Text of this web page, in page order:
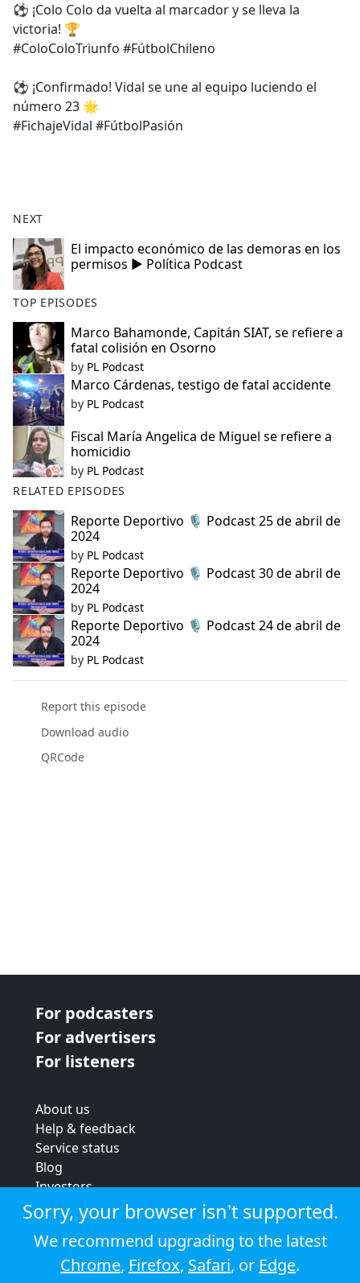
⚽ ¡Colo Colo da vuelta al marcador y se lleva la
victoria! 🏆
#ColoColoTriunfo #FútbolChileno
⚽ ¡Confirmado! Vidal se une al equipo luciendo el
número 23 🌟
#FichajeVidal #FútbolPasión
NEXT
El impacto económico de las demoras en los
permisos ▶️ Política Podcast
TOP EPISODES
Marco Bahamonde, Capitán SIAT, se refiere a
fatal colisión en Osorno
by PL Podcast
Marco Cárdenas, testigo de fatal accidente
by PL Podcast
Fiscal María Angelica de Miguel se refiere a
homicidio
by PL Podcast
RELATED EPISODES
Reporte Deportivo 🎙️ Podcast 25 de abril de
2024
by PL Podcast
Reporte Deportivo 🎙️ Podcast 30 de abril de
2024
by PL Podcast
Reporte Deportivo 🎙️ Podcast 24 de abril de
2024
by PL Podcast
Report this episode
Download audio
QRCode
For podcasters
For advertisers
For listeners
About us
Help & feedback
Service status
Blog
Investors
Strategic review
Terms & conditions
Privacy policy
Cookie policy
Sorry, your browser isn't supported.
We recommend upgrading to the latest
Chrome, Firefox, Safari, or Edge.